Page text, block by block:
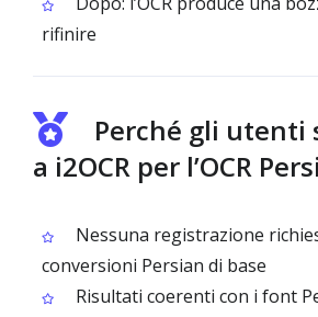
rifinire
Perché gli utenti
a i2OCR per l’OCR
Nessuna registrazione
conversioni Persian di base
Risultati coerenti con i font